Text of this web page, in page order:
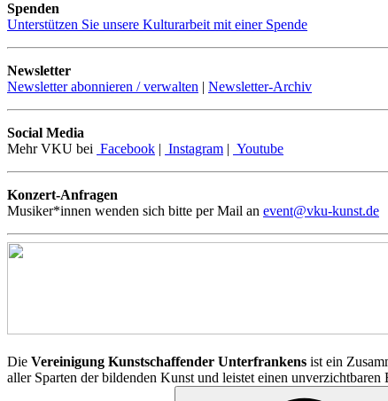
Spenden
Unterstützen Sie unsere Kulturarbeit mit einer Spende
Newsletter
Newsletter abonnieren / verwalten | Newsletter-Archiv
Social Media
Mehr VKU bei Facebook | Instagram | Youtube
Konzert-Anfragen
Musiker*innen wenden sich bitte per Mail an event@vku-kunst.de
Die Vereinigung Kunstschaffender Unterfrankens ist ein
aller Sparten der bildenden Kunst und leistet einen